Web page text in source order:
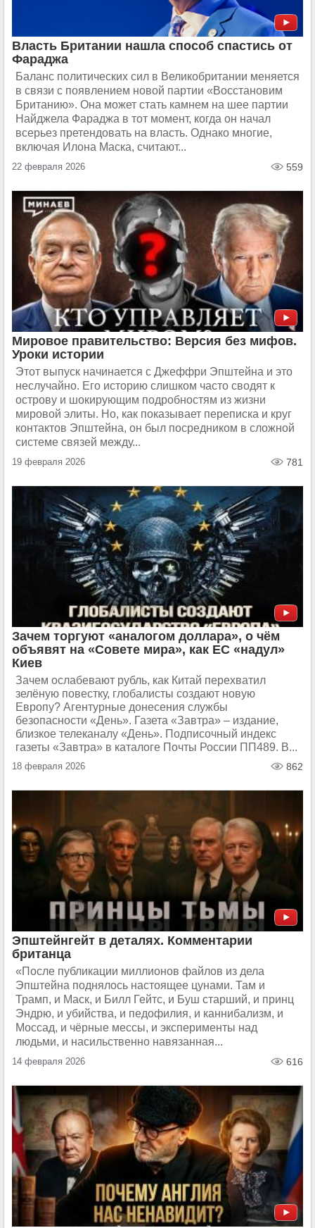
Власть Британии нашла способ спастись от
Фараджа
Баланс политических сил в Великобритании меняется
в связи с появлением новой партии «Восстановим
Британию». Она может стать камнем на шее партии
Найджела Фараджа в тот момент, когда он начал
всерьез претендовать на власть. Однако многие,
включая Илона Маска, считают...
22 февраля 2026 559
Мировое правительство: Версия без мифов.
Уроки истории
Этот выпуск начинается с Джеффри Эпштейна и это
неслучайно. Его историю слишком часто сводят к
острову и шокирующим подробностям из жизни
мировой элиты. Но, как показывает переписка и круг
контактов Эпштейна, он был посредником в сложной
системе связей между...
19 февраля 2026 781
Зачем торгуют «аналогом доллара», о чём
объявят на «Совете мира», как ЕС «надул»
Киев
Зачем ослабевают рубль, как Китай перехватил
зелёную повестку, глобалисты создают новую
Европу? Агентурные донесения службы
безопасности «День». Газета «Завтра» – издание,
близкое телеканалу «День». Подписочный индекс
газеты «Завтра» в каталоге Почты России ПП489. В...
18 февраля 2026 862
Эпштейнгейт в деталях. Комментарии
британца
«После публикации миллионов файлов из дела
Эпштейна поднялось настоящее цунами. Там и
Трамп, и Маск, и Билл Гейтс, и Буш старший, и принц
Эндрю, и убийства, и педофилия, и каннибализм, и
Моссад, и чёрные мессы, и эксперименты над
людьми, и насильственно навязанная...
14 февраля 2026 616